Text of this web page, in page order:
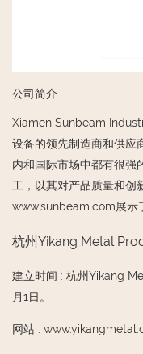
公司简介
Xiamen Sunbeam
设备的领先制造商和供应
内和国际市场中都有很强
工，以其对产品质量和创
www.sunbeam.com展示
杭州Yikang Metal
建立时间 : 杭州Yikang
月1日。
网站 :